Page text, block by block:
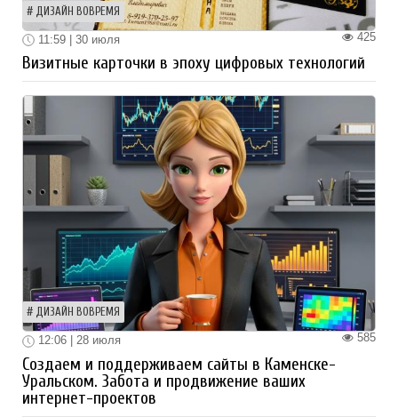
ДИЗАЙН ВОВРЕМЯ
425
11:59 | 30 июля
Визитные карточки в эпоху цифровых технологий
ДИЗАЙН ВОВРЕМЯ
585
12:06 | 28 июля
Создаем и поддерживаем сайты в Каменске-
Уральском. Забота и продвижение ваших
интернет-проектов